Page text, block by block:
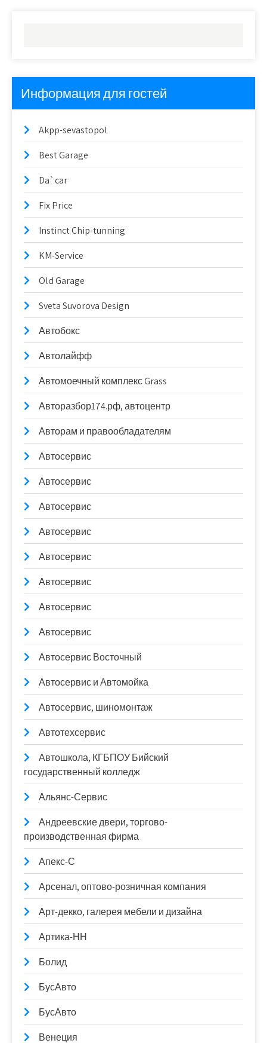
Информация для гостей
Akpp-sevastopol
Best Garage
Da`car
Fix Price
Instinct Chip-tunning
KM-Service
Old Garage
Sveta Suvorova Design
Автобокс
Автолайфф
Автомоечный комплекс Grass
Авторазбор174.рф, автоцентр
Авторам и правообладателям
Автосервис
Автосервис
Автосервис
Автосервис
Автосервис
Автосервис
Автосервис
Автосервис
Автосервис Восточный
Автосервис и Автомойка
Автосервис, шиномонтаж
Автотехсервис
Автошкола, КГБПОУ Бийский
государственный колледж
Альянс-Сервис
Андреевские двери, торгово-
производственная фирма
Апекс-С
Арсенал, оптово-розничная компания
Арт-декко, галерея мебели и дизайна
Артика-НН
Болид
БусАвто
БусАвто
Венеция